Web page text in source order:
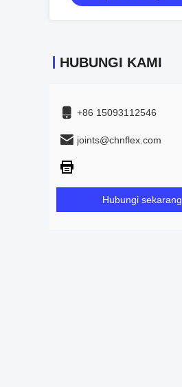
HUBUNGI KAMI
+86 15093112546
joints@chnflex.com
Hubungi sekarang